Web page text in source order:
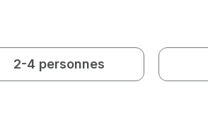
2-4 personnes